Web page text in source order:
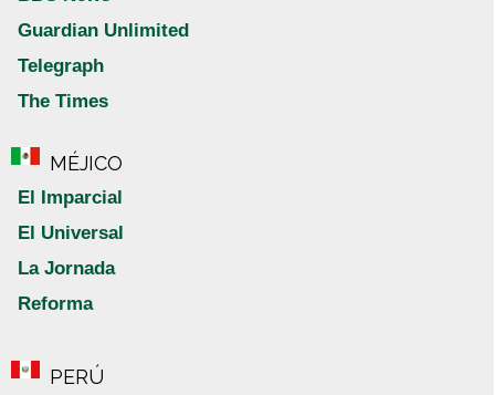
Guardian Unlimited
Telegraph
The Times
MÉJICO
El Imparcial
El Universal
La Jornada
Reforma
PERÚ